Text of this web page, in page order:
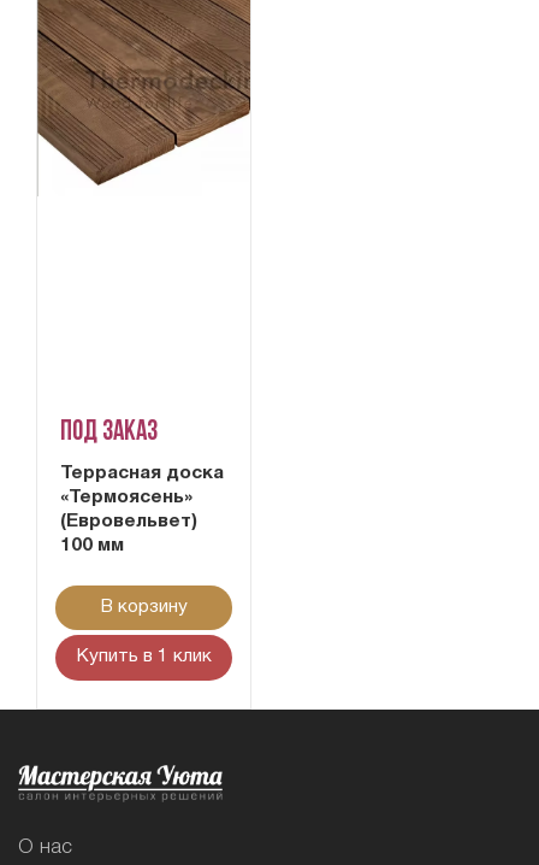
Под заказ
Террасная доска
«Термоясень»
(Евровельвет)
100 мм
В корзину
Купить в 1 клик
О нас